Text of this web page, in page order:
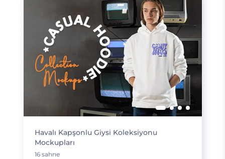
Havalı Kapşonlu Giysi Koleksiyonu
Mockupları
16 sahne